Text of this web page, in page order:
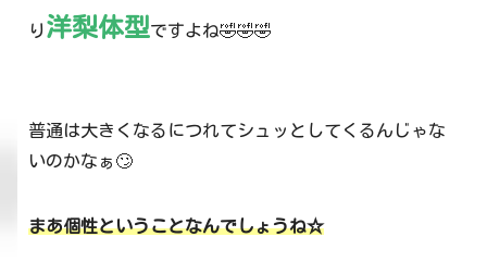
り 洋梨体型ですよね🤣🤣🤣
普通は大きくなるにつれてシュッとしてくるんじゃな
いのかなぁ🙄
まあ個性ということなんでしょうね☆